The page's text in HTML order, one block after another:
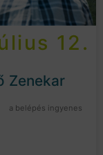
12.
Zenekar
a belépés ingyenes